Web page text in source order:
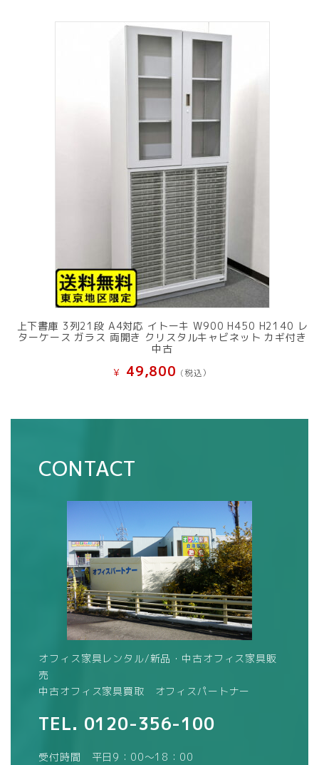
上下書庫 3列21段 A4対応 イトーキ W900 H450 H2140 レ
ターケース ガラス 両開き クリスタルキャビネット カギ付き
中古
¥ 49,800 (税込）
CONTACT
オフィス家具レンタル/新品・中古オフィス家具販
売
中古オフィス家具買取 オフィスパートナー
TEL. 0120-356-100
受付時間 平日9：00～18：00